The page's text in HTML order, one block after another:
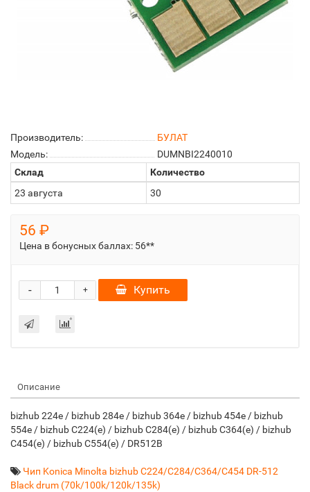
Производитель:
БУЛАТ
Модель:
DUMNBI2240010
Склад
Количество
23 августа
30
56 ₽
Цена в бонусных баллах: 56**
+
- Купить
Описание
bizhub 224e / bizhub 284e / bizhub 364e / bizhub 454e / bizhub
554e / bizhub C224(e) / bizhub C284(e) / bizhub C364(e) / bizhub
C454(e) / bizhub C554(e) / DR512B
Чип Konica Minolta bizhub C224/C284/C364/C454 DR-512
Black drum (70k/100k/120k/135k)